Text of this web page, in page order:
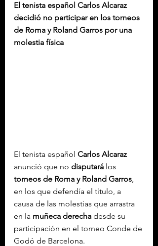
El tenista español Carlos Alcaraz
decidió no participar en los torneos
de Roma y Roland Garros por una
molestia física
El tenista español Carlos Alcaraz
anunció que no disputará los
torneos de Roma y Roland Garros,
en los que defendía el título, a
causa de las molestias que arrastra
en la muñeca derecha desde su
participación en el torneo Conde de
Godó de Barcelona.